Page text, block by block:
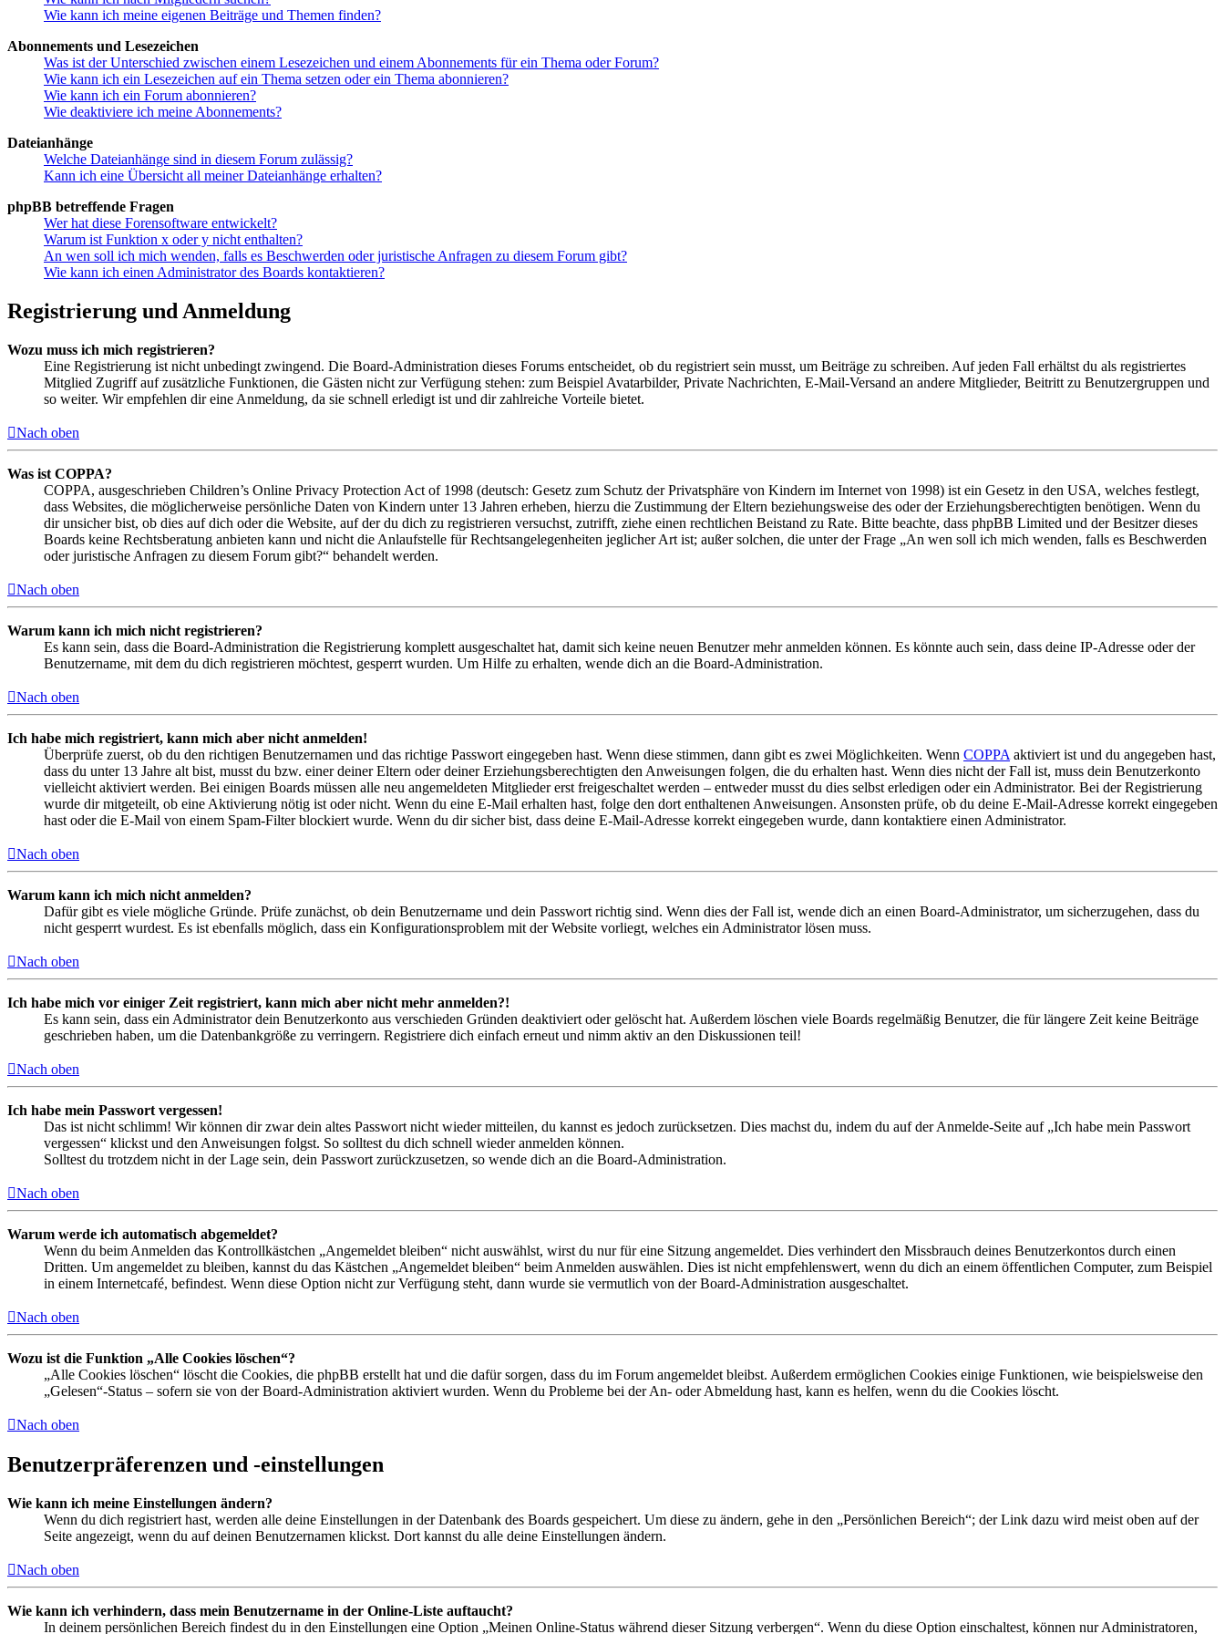
Wie kann ich meine eigenen Beiträge und Themen finden?
Abonnements und Lesezeichen
Was ist der Unterschied zwischen einem Lesezeichen und einem Abonnements für ein Thema oder Forum?
Wie kann ich ein Lesezeichen auf ein Thema setzen oder ein Thema abonnieren?
Wie kann ich ein Forum abonnieren?
Wie deaktiviere ich meine Abonnements?
Dateianhänge
Welche Dateianhänge sind in diesem Forum zulässig?
Kann ich eine Übersicht all meiner Dateianhänge erhalten?
phpBB betreffende Fragen
Wer hat diese Forensoftware entwickelt?
Warum ist Funktion x oder y nicht enthalten?
An wen soll ich mich wenden, falls es Beschwerden oder juristische Anfragen zu diesem Forum gibt?
Wie kann ich einen Administrator des Boards kontaktieren?
Registrierung und Anmeldung
Wozu muss ich mich registrieren?
Eine Registrierung ist nicht unbedingt zwingend. Die Board-Administration dieses Forums entscheidet, ob du registriert sein musst, um Beiträge zu schreiben. Auf jeden Fall erhältst du als registriertes
Mitglied Zugriff auf zusätzliche Funktionen, die Gästen nicht zur Verfügung stehen: zum Beispiel Avatarbilder, Private Nachrichten, E-Mail-Versand an andere Mitglieder, Beitritt zu Benutzergruppen und
so weiter. Wir empfehlen dir eine Anmeldung, da sie schnell erledigt ist und dir zahlreiche Vorteile bietet.
Nach oben
Was ist COPPA?
COPPA, ausgeschrieben Children’s Online Privacy Protection Act of 1998 (deutsch: Gesetz zum Schutz der Privatsphäre von Kindern im Internet von 1998) ist ein Gesetz in den USA, welches festlegt,
dass Websites, die möglicherweise persönliche Daten von Kindern unter 13 Jahren erheben, hierzu die Zustimmung der Eltern beziehungsweise des oder der Erziehungsberechtigten benötigen. Wenn du
dir unsicher bist, ob dies auf dich oder die Website, auf der du dich zu registrieren versuchst, zutrifft, ziehe einen rechtlichen Beistand zu Rate. Bitte beachte, dass phpBB Limited und der Besitzer dieses
Boards keine Rechtsberatung anbieten kann und nicht die Anlaufstelle für Rechtsangelegenheiten jeglicher Art ist; außer solchen, die unter der Frage „An wen soll ich mich wenden, falls es Beschwerden
oder juristische Anfragen zu diesem Forum gibt?“ behandelt werden.
Nach oben
Warum kann ich mich nicht registrieren?
Es kann sein, dass die Board-Administration die Registrierung komplett ausgeschaltet hat, damit sich keine neuen Benutzer mehr anmelden können. Es könnte auch sein, dass deine IP-Adresse oder der
Benutzername, mit dem du dich registrieren möchtest, gesperrt wurden. Um Hilfe zu erhalten, wende dich an die Board-Administration.
Nach oben
Ich habe mich registriert, kann mich aber nicht anmelden!
Überprüfe zuerst, ob du den richtigen Benutzernamen und das richtige Passwort eingegeben hast. Wenn diese stimmen, dann gibt es zwei Möglichkeiten. Wenn COPPA aktiviert ist und du angegeben hast,
dass du unter 13 Jahre alt bist, musst du bzw. einer deiner Eltern oder deiner Erziehungsberechtigten den Anweisungen folgen, die du erhalten hast. Wenn dies nicht der Fall ist, muss dein Benutzerkonto
vielleicht aktiviert werden. Bei einigen Boards müssen alle neu angemeldeten Mitglieder erst freigeschaltet werden – entweder musst du dies selbst erledigen oder ein Administrator. Bei der Registrierung
wurde dir mitgeteilt, ob eine Aktivierung nötig ist oder nicht. Wenn du eine E-Mail erhalten hast, folge den dort enthaltenen Anweisungen. Ansonsten prüfe, ob du deine E-Mail-Adresse korrekt eingegeben
hast oder die E-Mail von einem Spam-Filter blockiert wurde. Wenn du dir sicher bist, dass deine E-Mail-Adresse korrekt eingegeben wurde, dann kontaktiere einen Administrator.
Nach oben
Warum kann ich mich nicht anmelden?
Dafür gibt es viele mögliche Gründe. Prüfe zunächst, ob dein Benutzername und dein Passwort richtig sind. Wenn dies der Fall ist, wende dich an einen Board-Administrator, um sicherzugehen, dass du
nicht gesperrt wurdest. Es ist ebenfalls möglich, dass ein Konfigurationsproblem mit der Website vorliegt, welches ein Administrator lösen muss.
Nach oben
Ich habe mich vor einiger Zeit registriert, kann mich aber nicht mehr anmelden?!
Es kann sein, dass ein Administrator dein Benutzerkonto aus verschieden Gründen deaktiviert oder gelöscht hat. Außerdem löschen viele Boards regelmäßig Benutzer, die für längere Zeit keine Beiträge
geschrieben haben, um die Datenbankgröße zu verringern. Registriere dich einfach erneut und nimm aktiv an den Diskussionen teil!
Nach oben
Ich habe mein Passwort vergessen!
Das ist nicht schlimm! Wir können dir zwar dein altes Passwort nicht wieder mitteilen, du kannst es jedoch zurücksetzen. Dies machst du, indem du auf der Anmelde-Seite auf „Ich habe mein Passwort
vergessen“ klickst und den Anweisungen folgst. So solltest du dich schnell wieder anmelden können.
Solltest du trotzdem nicht in der Lage sein, dein Passwort zurückzusetzen, so wende dich an die Board-Administration.
Nach oben
Warum werde ich automatisch abgemeldet?
Wenn du beim Anmelden das Kontrollkästchen „Angemeldet bleiben“ nicht auswählst, wirst du nur für eine Sitzung angemeldet. Dies verhindert den Missbrauch deines Benutzerkontos durch einen
Dritten. Um angemeldet zu bleiben, kannst du das Kästchen „Angemeldet bleiben“ beim Anmelden auswählen. Dies ist nicht empfehlenswert, wenn du dich an einem öffentlichen Computer, zum Beispiel
in einem Internetcafé, befindest. Wenn diese Option nicht zur Verfügung steht, dann wurde sie vermutlich von der Board-Administration ausgeschaltet.
Nach oben
Wozu ist die Funktion „Alle Cookies löschen“?
„Alle Cookies löschen“ löscht die Cookies, die phpBB erstellt hat und die dafür sorgen, dass du im Forum angemeldet bleibst. Außerdem ermöglichen Cookies einige Funktionen, wie beispielsweise den
„Gelesen“-Status – sofern sie von der Board-Administration aktiviert wurden. Wenn du Probleme bei der An- oder Abmeldung hast, kann es helfen, wenn du die Cookies löscht.
Nach oben
Benutzerpräferenzen und -einstellungen
Wie kann ich meine Einstellungen ändern?
Wenn du dich registriert hast, werden alle deine Einstellungen in der Datenbank des Boards gespeichert. Um diese zu ändern, gehe in den „Persönlichen Bereich“; der Link dazu wird meist oben auf der
Seite angezeigt, wenn du auf deinen Benutzernamen klickst. Dort kannst du alle deine Einstellungen ändern.
Nach oben
Wie kann ich verhindern, dass mein Benutzername in der Online-Liste auftaucht?
In deinem persönlichen Bereich findest du in den Einstellungen eine Option „Meinen Online-Status während dieser Sitzung verbergen“. Wenn du diese Option einschaltest, können nur Administratoren,